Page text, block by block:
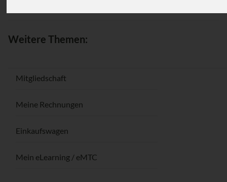
Weitere Themen:
Mitgliedschaft
Meine Rechnungen
Einkaufswagen
Mein eLearning / eMTC